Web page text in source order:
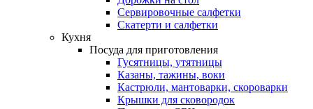
Сервировочные салфетки
Скатерти и салфетки
Кухня
Посуда для приготовления
Гусятницы, утятницы
Казаны, тажины, воки
Кастрюли, мантоварки, скороварки
Крышки для сковородок